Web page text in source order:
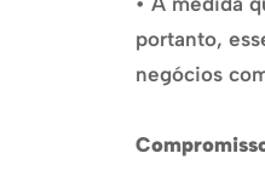
portanto,
negócios